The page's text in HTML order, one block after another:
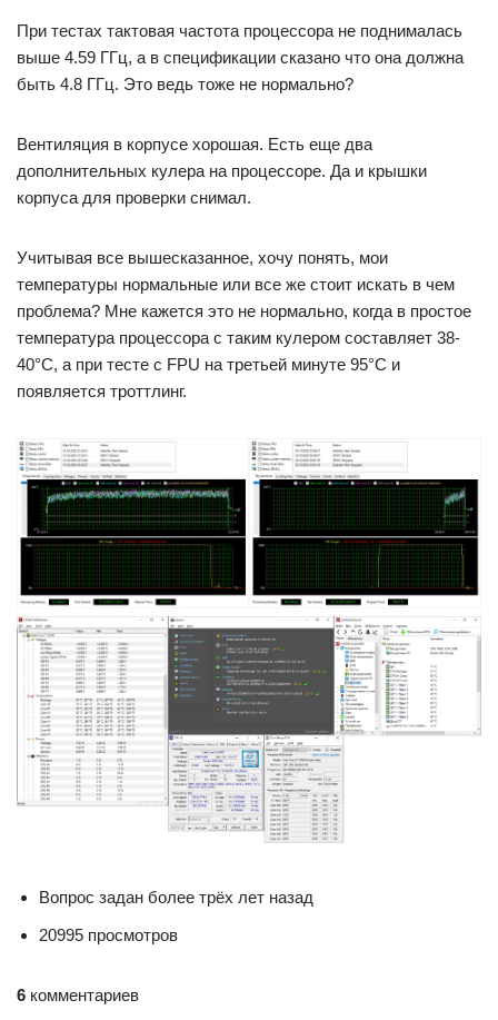
При тестах тактовая частота процессора не поднималась
выше 4.59 ГГц, а в спецификации сказано что она должна
быть 4.8 ГГц. Это ведь тоже не нормально?
Вентиляция в корпусе хорошая. Есть еще два
дополнительных кулера на процессоре. Да и крышки
корпуса для проверки снимал.
Учитывая все вышесказанное, хочу понять, мои
температуры нормальные или все же стоит искать в чем
проблема? Мне кажется это не нормально, когда в простое
температура процессора с таким кулером составляет 38-
40°C, а при тесте с FPU на третьей минуте 95°C и
появляется троттлинг.
Вопрос задан более трёх лет назад
20995 просмотров
6 комментариев